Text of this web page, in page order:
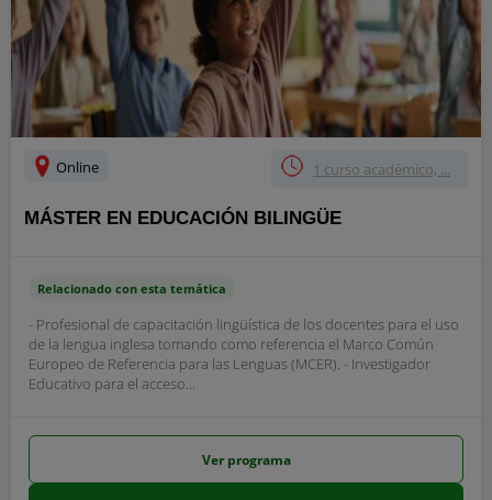
Online 1 curso académico, ...
MÁSTER EN EDUCACIÓN BILINGÜE
Relacionado con esta temática
- Profesional de capacitación lingüística de los docentes para el uso
de la lengua inglesa tomando como referencia el Marco Común
Europeo de Referencia para las Lenguas (MCER). - Investigador
Educativo para el acceso...
Ver programa